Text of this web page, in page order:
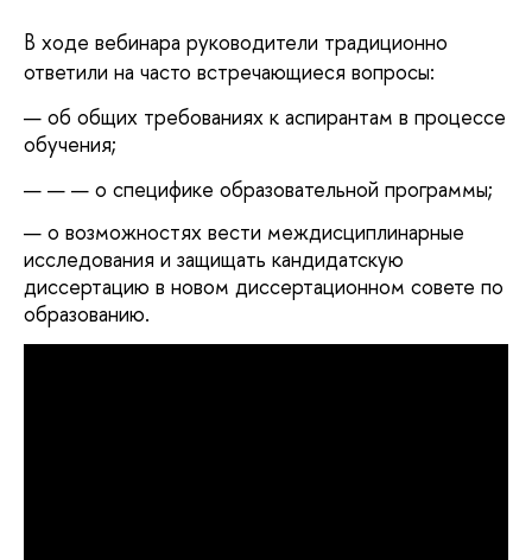
В ходе вебинара руководители традиционно
ответили на часто встречающиеся вопросы:
об общих требованиях к аспирантам в процессе
обучения;
о специфике образовательной программы;
о возможностях вести междисциплинарные
исследования и защищать кандидатскую
диссертацию в новом диссертационном совете по
образованию.